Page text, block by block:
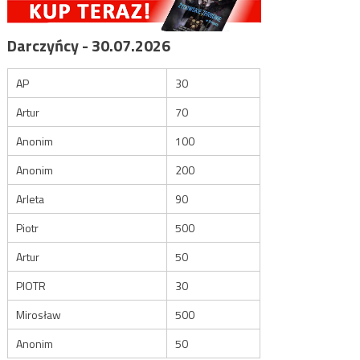
Darczyńcy - 30.07.2026
AP
30
Artur
70
Anonim
100
Anonim
200
Arleta
90
Piotr
500
Artur
50
PIOTR
30
Mirosław
500
Anonim
50